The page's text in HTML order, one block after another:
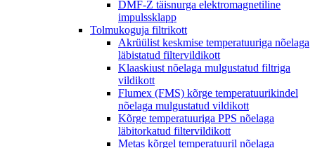
DMF-Z täisnurga elektromagnetiline
impulssklapp
Tolmukoguja filtrikott
Akrüülist keskmise temperatuuriga nõelaga
läbistatud filtervildikott
Klaaskiust nõelaga mulgustatud filtriga
vildikott
Flumex (FMS) kõrge temperatuurikindel
nõelaga mulgustatud vildikott
Kõrge temperatuuriga PPS nõelaga
läbitorkatud filtervildikott
Metas kõrgel temperatuuril nõelaga